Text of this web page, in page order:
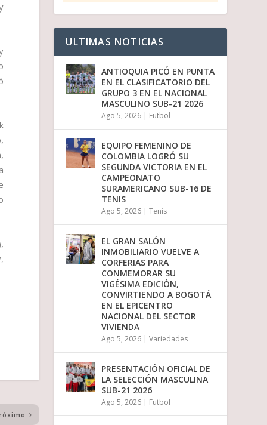
ULTIMAS NOTICIAS
ANTIOQUIA PICÓ EN PUNTA
EN EL CLASIFICATORIO DEL
GRUPO 3 EN EL NACIONAL
MASCULINO SUB-21 2026
Ago 5, 2026 | Futbol
EQUIPO FEMENINO DE
COLOMBIA LOGRÓ SU
SEGUNDA VICTORIA EN EL
CAMPEONATO
SURAMERICANO SUB-16 DE
TENIS
Ago 5, 2026 |Tenis
EL GRAN SALÓN
INMOBILIARIO VUELVE A
CORFERIAS PARA
CONMEMORAR SU
VIGÉSIMA EDICIÓN,
CONVIRTIENDO A BOGOTÁ
EN EL EPICENTRO
NACIONAL DEL SECTOR
VIVIENDA
Ago 5, 2026 |Variedades
PRESENTACIÓN OFICIAL DE
LA SELECCIÓN MASCULINA
SUB-21 2026
Ago 5, 2026 | Futbol